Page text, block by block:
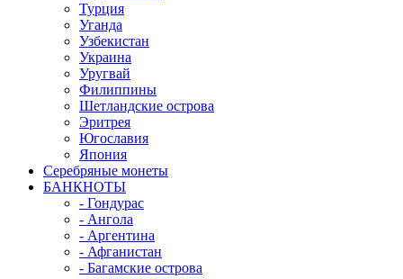
Турция
Уганда
Узбекистан
Украина
Уругвай
Филиппины
Шетландские острова
Эритрея
Югославия
Япония
Серебряные монеты
БАНКНОТЫ
- Гондурас
- Ангола
- Аргентина
- Афганистан
- Багамские острова